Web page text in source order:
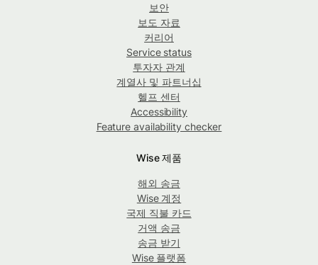
보안
보도 자료
커리어
Service status
투자자 관계
계열사 및 파트너십
헬프 센터
Accessibility
Feature availability checker
Wise 제품
해외 송금
Wise 계정
국제 직불 카드
거액 송금
송금 받기
Wise 플랫폼